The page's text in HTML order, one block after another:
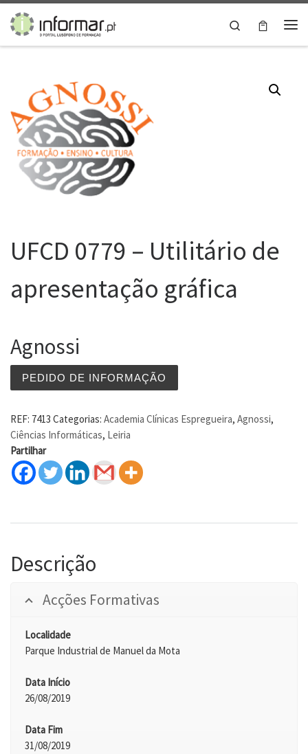
Skip to content
Search
UFCD 0779 – Utilitário de
apresentação gráfica
Agnossi
PEDIDO DE INFORMAÇÃO
REF: 7413 Categorias: Academia Clínicas Espregueira, Agnossi,
Ciências Informáticas, Leiria
Partilhar
Descrição
Acções Formativas
Localidade
Parque Industrial de Manuel da Mota
Data Início
26/08/2019
Data Fim
31/08/2019